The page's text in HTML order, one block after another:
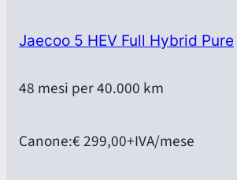
Jaecoo 5 HEV Full Hybrid Pure
48 mesi per 40.000 km
Canone:€ 299,00+IVA/mese